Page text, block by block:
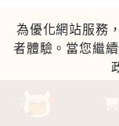
為優化網站服務
者體驗。當您繼